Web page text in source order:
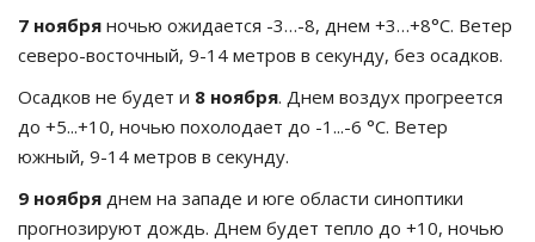
7 ноября ночью ожидается -3…-8, днем +3…+8°C. Ветер
северо-восточный, 9-14 метров в секунду, без осадков.
Осадков не будет и 8 ноября. Днем воздух прогреется
до +5...+10, ночью похолодает до -1...-6 °C. Ветер
южный, 9-14 метров в секунду.
9 ноября днем на западе и юге области синоптики
прогнозируют дождь. Днем будет тепло до +10, ночью